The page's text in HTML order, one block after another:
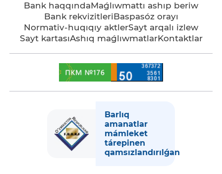
Bank haqqındaMaǵlıwmattı ashıp beriw
Bank rekvizitleriBaspasóz orayı
Normativ-huqıqıy aktlerSayt arqalı izlew
Sayt kartasıAshıq maǵlıwmatlarKontaktlar
Barlıq
amanatlar
mámleket
tárepinen
qamsızlandırılǵan